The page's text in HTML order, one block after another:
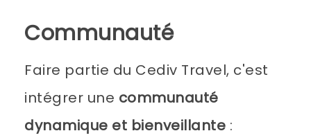
Communauté
Faire partie du Cediv Travel, c'est
intégrer une communauté
dynamique et bienveillante :